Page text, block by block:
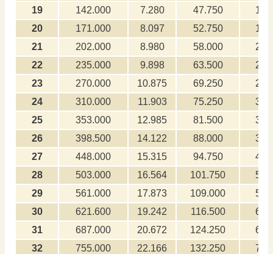
19
142.000 7.280 47.750
20
171.000 8.097 52.750
21
202.000 8.980 58.000
22
235.000 9.898 63.500
23
270.000 10.875 69.250
24
310.000 11.903 75.250
25
353.000 12.985 81.500
26
398.500 14.122 88.000
27
448.000 15.315 94.750
28
503.000 16.564 101.750
29
561.000 17.873 109.000
30
621.600 19.242 116.500
31
687.000 20.672 124.250
32
755.000 22.166 132.250